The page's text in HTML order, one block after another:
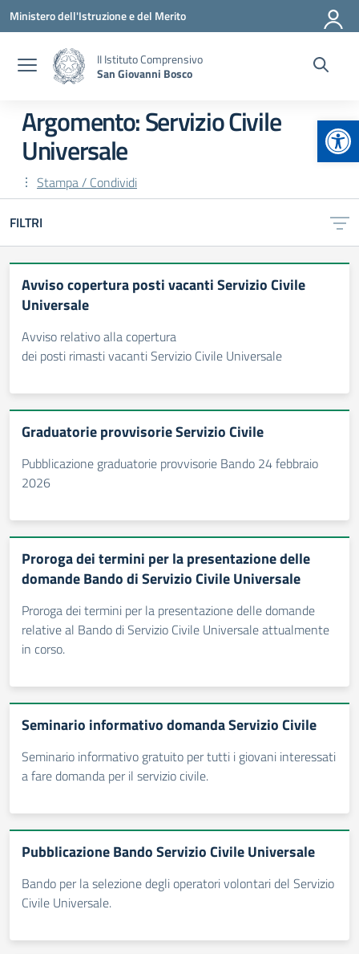
Vai ai contenuti
Vai al menu di navigazione
Vai al footer
Ministero dell'Istruzione e del Merito
II Istituto Comprensivo
San Giovanni Bosco
Argomento: Servizio Civile
Universale
Stampa / Condividi
FILTRI
Avviso copertura posti vacanti Servizio Civile
Universale
Avviso relativo alla copertura
dei posti rimasti vacanti Servizio Civile Universale
Graduatorie provvisorie Servizio Civile
Pubblicazione graduatorie provvisorie Bando 24 febbraio
2026
Proroga dei termini per la presentazione delle
domande Bando di Servizio Civile Universale
Proroga dei termini per la presentazione delle domande
relative al Bando di Servizio Civile Universale attualmente
in corso.
Seminario informativo domanda Servizio Civile
Seminario informativo gratuito per tutti i giovani interessati
a fare domanda per il servizio civile.
Pubblicazione Bando Servizio Civile Universale
Bando per la selezione degli operatori volontari del Servizio
Civile Universale.